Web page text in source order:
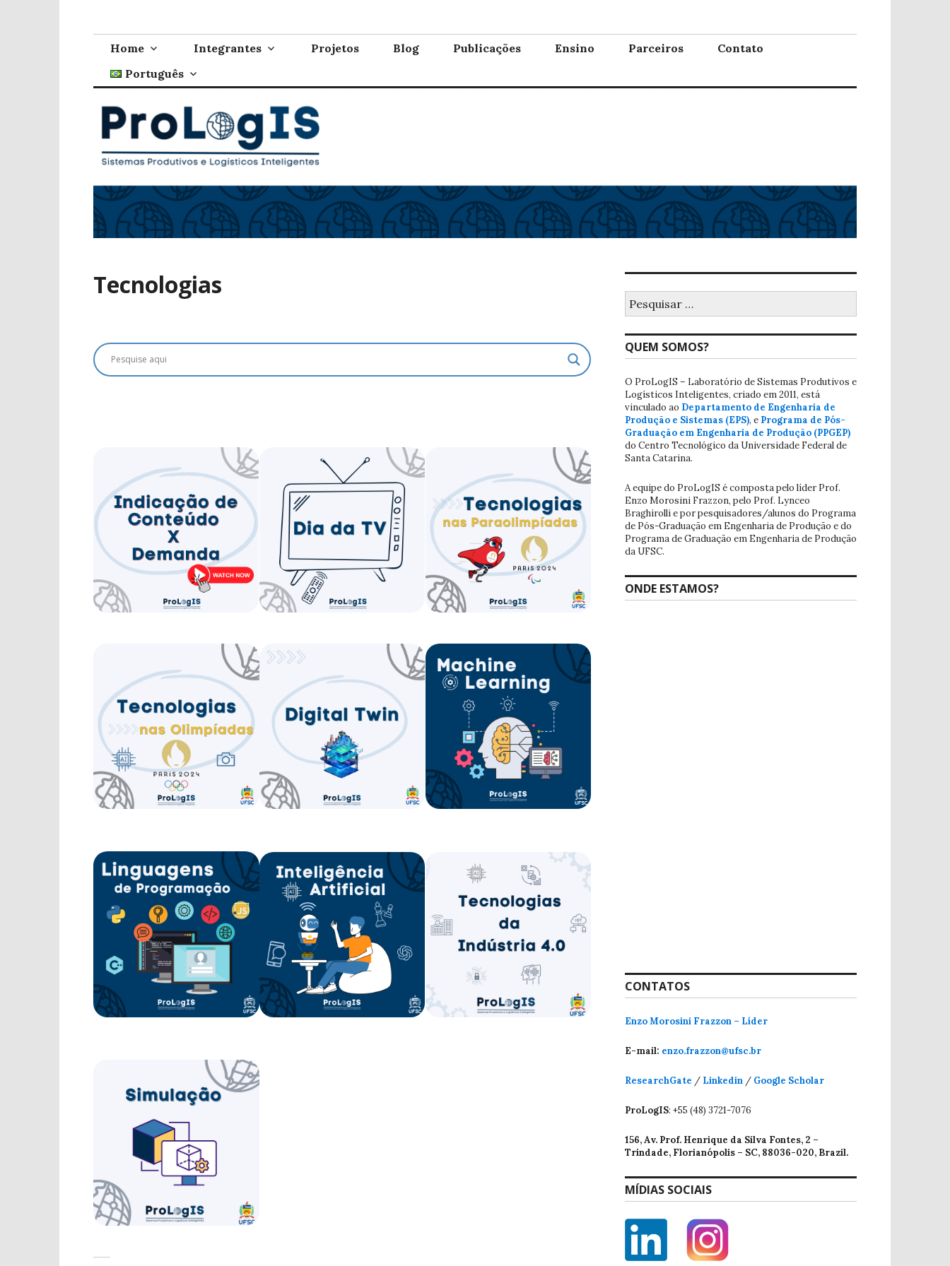
conteúdo
ProLogIS
Home Integrantes Projetos Blog Publicações Ensino Parceiros
Contato
Português
Tecnologias
por:
QUEM SOMOS?
O ProLogIS – Laboratório de Sistemas Produtivos e
Logísticos Inteligentes, criado em 2011, está
vinculado ao Departamento de Engenharia de
Produção e Sistemas (EPS), e Programa de Pós-
Graduação em Engenharia de Produção (PPGEP)
do Centro Tecnológico da Universidade Federal de
Santa Catarina.
A equipe do ProLogIS é composta pelo líder Prof.
Enzo Morosini Frazzon, pelo Prof. Lynceo
Braghirolli e por pesquisadores/alunos do Programa
de Pós-Graduação em Engenharia de Produção e do
Programa de Graduação em Engenharia de Produção
da UFSC.
ONDE ESTAMOS?
CONTATOS
Enzo Morosini Frazzon – Líder
E-mail: enzo.frazzon@ufsc.br
ResearchGate / Linkedin / Google Scholar
ProLogIS: +55 (48) 3721-7076
156, Av. Prof. Henrique da Silva Fontes, 2 –
Trindade, Florianópolis – SC, 88036-020, Brazil.
MÍDIAS SOCIAIS